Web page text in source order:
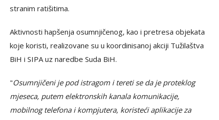
stranim ratišitima.
Aktivnosti hapšenja osumnjičenog, kao i pretresa objekata
koje koristi, realizovane su u koordinisanoj akciji Tužilaštva
BiH i SIPA uz naredbe Suda BiH.
"Osumnjičeni je pod istragom i tereti se da je proteklog
mjeseca, putem elektronskih kanala komunikacije,
mobilnog telefona i kompjutera, koristeći aplikacije za